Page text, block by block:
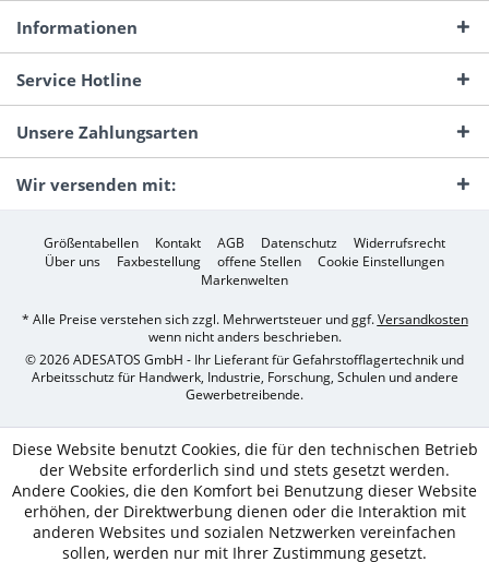
Informationen
Service Hotline
Unsere Zahlungsarten
Wir versenden mit:
Größentabellen Kontakt AGB Datenschutz
Widerrufsrecht
Über uns
Faxbestellung offene Stellen
Cookie Einstellungen
Markenwelten
* Alle Preise verstehen sich zzgl. Mehrwertsteuer und ggf.Versandkosten
wenn nicht anders beschrieben.
© 2026 ADESATOS GmbH - Ihr Lieferant für Gefahrstofflagertechnik und
Arbeitsschutz für Handwerk, Industrie, Forschung, Schulen und andere
Gewerbetreibende.
Diese Website benutzt Cookies, die für den technischen Betrieb
der Website erforderlich sind und stets gesetzt werden.
Andere Cookies, die den Komfort bei Benutzung dieser Website
erhöhen, der Direktwerbung dienen oder die Interaktion mit
anderen Websites und sozialen Netzwerken vereinfachen
sollen, werden nur mit Ihrer Zustimmung gesetzt.